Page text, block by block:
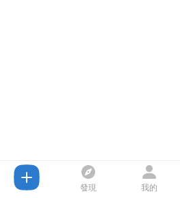
發現 我的